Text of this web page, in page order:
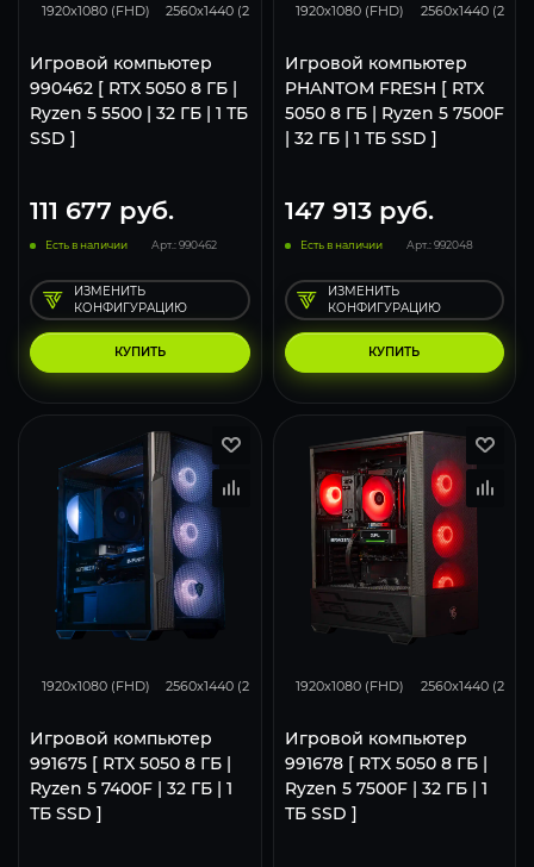
1920x1080 (FHD) 2560x1440 (2K) 3840x2160 (4K)
Игровой компьютер
990462 [ RTX 5050 8 ГБ |
Ryzen 5 5500 | 32 ГБ | 1 ТБ
SSD ]
111 677 руб.
Есть в наличии Арт.: 990462
КУПИТЬ
ИЗМЕНИТЬ
КОНФИГУРАЦИЮ
1920x1080 (FHD) 2560x1440 (2K)
Игровой компьютер
PHANTOM FRESH [ RTX
5050 8 ГБ | Ryzen 5 7500F
| 32 ГБ | 1 ТБ SSD ]
147 913руб.
Есть в наличии Арт.: 992048
КУПИТЬ
ИЗМЕНИТЬ
КОНФИГУРАЦИЮ
1920x1080 (FHD) 2560x1440 (2K) 3840x2160 (4K)
Игровой компьютер
991675 [ RTX 5050 8 ГБ |
Ryzen 5 7400F | 32 ГБ | 1
ТБ SSD ]
1920x1080 (FHD) 2560x1440 (2K)
Игровой компьютер
991678 [ RTX 5050 8 ГБ |
Ryzen 5 7500F | 32 ГБ | 1
ТБ SSD ]